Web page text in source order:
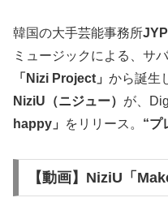
韓国の大手芸能事務所
ミュージックによる、サ
「Nizi Project」 から誕生
NiziU（ニジュー） が、
happy」
をリリース。 “プ
【動画】NiziU「